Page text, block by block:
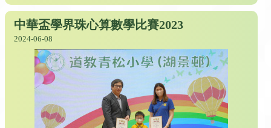
中華盃學界珠心算數學比賽2023
2024-06-08